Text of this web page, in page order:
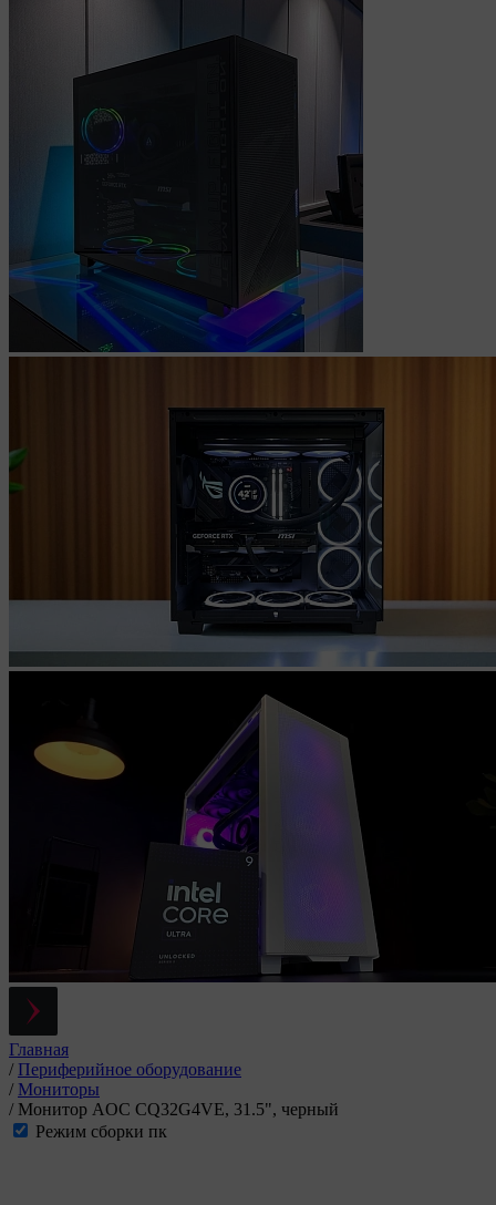
Главная
/ Периферийное оборудование
/ Мониторы
/ Монитор AOC CQ32G4VE, 31.5", черный
Режим сборки пк